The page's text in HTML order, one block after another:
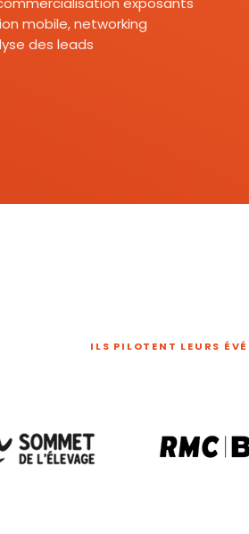
mobile, networking
des leads
ILS PILOTENT LEURS